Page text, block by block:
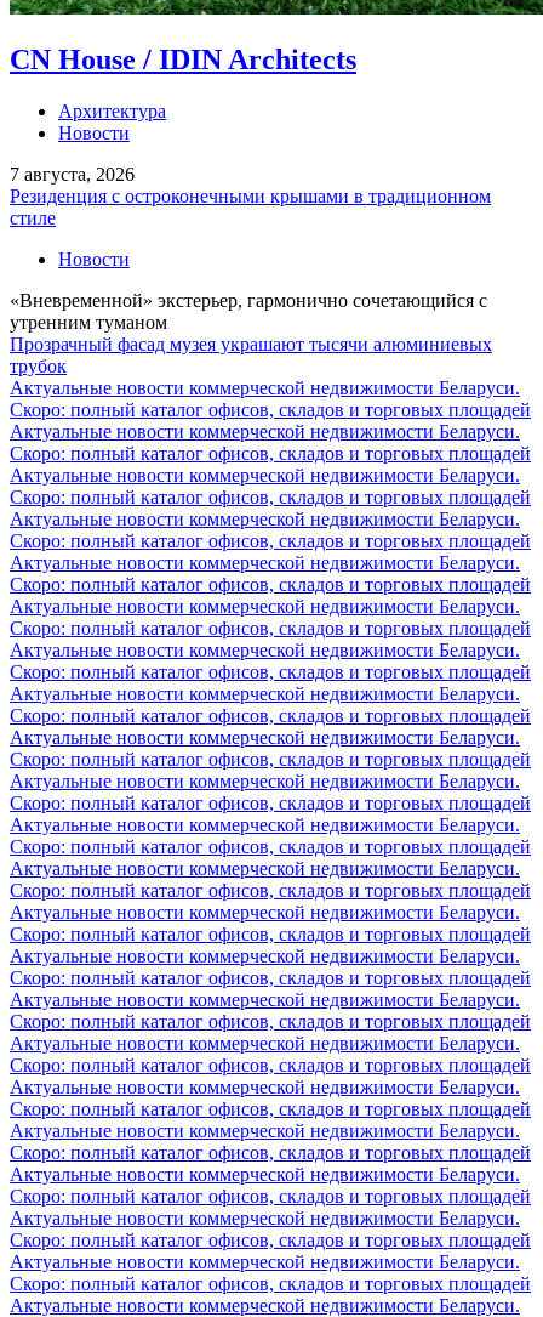
CN House / IDIN Architects
Архитектура
Новости
7 августа, 2026
Резиденция с остроконечными крышами в традиционном
стиле
Новости
«Вневременной» экстерьер, гармонично сочетающийся с
утренним туманом
Прозрачный фасад музея украшают тысячи алюминиевых
трубок
Актуальные новости коммерческой недвижимости Беларуси.
Скоро: полный каталог офисов, складов и торговых площадей
Актуальные новости коммерческой недвижимости Беларуси.
Скоро: полный каталог офисов, складов и торговых площадей
Актуальные новости коммерческой недвижимости Беларуси.
Скоро: полный каталог офисов, складов и торговых площадей
Актуальные новости коммерческой недвижимости Беларуси.
Скоро: полный каталог офисов, складов и торговых площадей
Актуальные новости коммерческой недвижимости Беларуси.
Скоро: полный каталог офисов, складов и торговых площадей
Актуальные новости коммерческой недвижимости Беларуси.
Скоро: полный каталог офисов, складов и торговых площадей
Актуальные новости коммерческой недвижимости Беларуси.
Скоро: полный каталог офисов, складов и торговых площадей
Актуальные новости коммерческой недвижимости Беларуси.
Скоро: полный каталог офисов, складов и торговых площадей
Актуальные новости коммерческой недвижимости Беларуси.
Скоро: полный каталог офисов, складов и торговых площадей
Актуальные новости коммерческой недвижимости Беларуси.
Скоро: полный каталог офисов, складов и торговых площадей
Актуальные новости коммерческой недвижимости Беларуси.
Скоро: полный каталог офисов, складов и торговых площадей
Актуальные новости коммерческой недвижимости Беларуси.
Скоро: полный каталог офисов, складов и торговых площадей
Актуальные новости коммерческой недвижимости Беларуси.
Скоро: полный каталог офисов, складов и торговых площадей
Актуальные новости коммерческой недвижимости Беларуси.
Скоро: полный каталог офисов, складов и торговых площадей
Актуальные новости коммерческой недвижимости Беларуси.
Скоро: полный каталог офисов, складов и торговых площадей
Актуальные новости коммерческой недвижимости Беларуси.
Скоро: полный каталог офисов, складов и торговых площадей
Актуальные новости коммерческой недвижимости Беларуси.
Скоро: полный каталог офисов, складов и торговых площадей
Актуальные новости коммерческой недвижимости Беларуси.
Скоро: полный каталог офисов, складов и торговых площадей
Актуальные новости коммерческой недвижимости Беларуси.
Скоро: полный каталог офисов, складов и торговых площадей
Актуальные новости коммерческой недвижимости Беларуси.
Скоро: полный каталог офисов, складов и торговых площадей
Актуальные новости коммерческой недвижимости Беларуси.
Скоро: полный каталог офисов, складов и торговых площадей
Актуальные новости коммерческой недвижимости Беларуси.